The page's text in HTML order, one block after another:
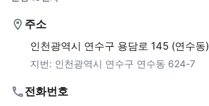
주소
인천광역시 연수구 용담로 145 (연수동)
지번: 인천광역시 연수구 연수동 624-7
전화번호